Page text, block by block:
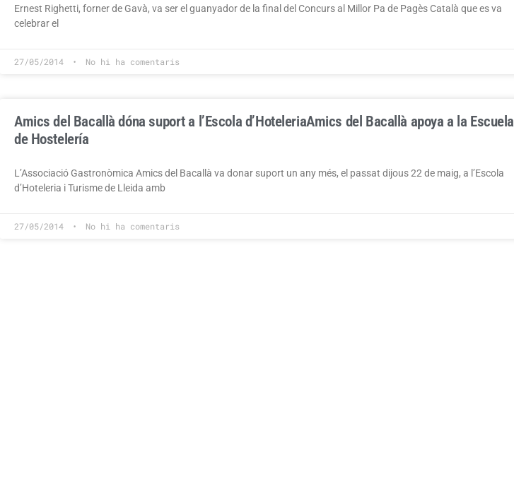
Ernest Righetti, forner de Gavà, va ser el guanyador de la final del Concurs al Millor Pa de Pagès Català que es va
celebrar el
27/05/2014 No hi ha comentaris
Amics del Bacallà dóna suport a l’Escola d’HoteleriaAmics del Bacallà apoya a la Escuela
de Hostelería
L’Associació Gastronòmica Amics del Bacallà va donar suport un any més, el passat dijous 22 de maig, a l’Escola
d’Hoteleria i Turisme de Lleida amb
27/05/2014 No hi ha comentaris